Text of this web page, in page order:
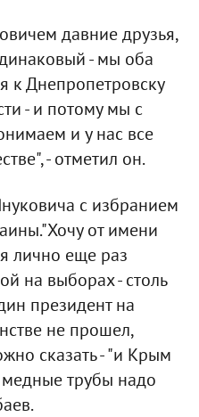
давние друзья,
- мы оба
к Днепропетровску
- и потому мы с
и у нас все
- отметил он.
с избранием
от имени
лично еще раз
на выборах - столь
президент на
не прошел,
сказать - "и Крым
трубы надо